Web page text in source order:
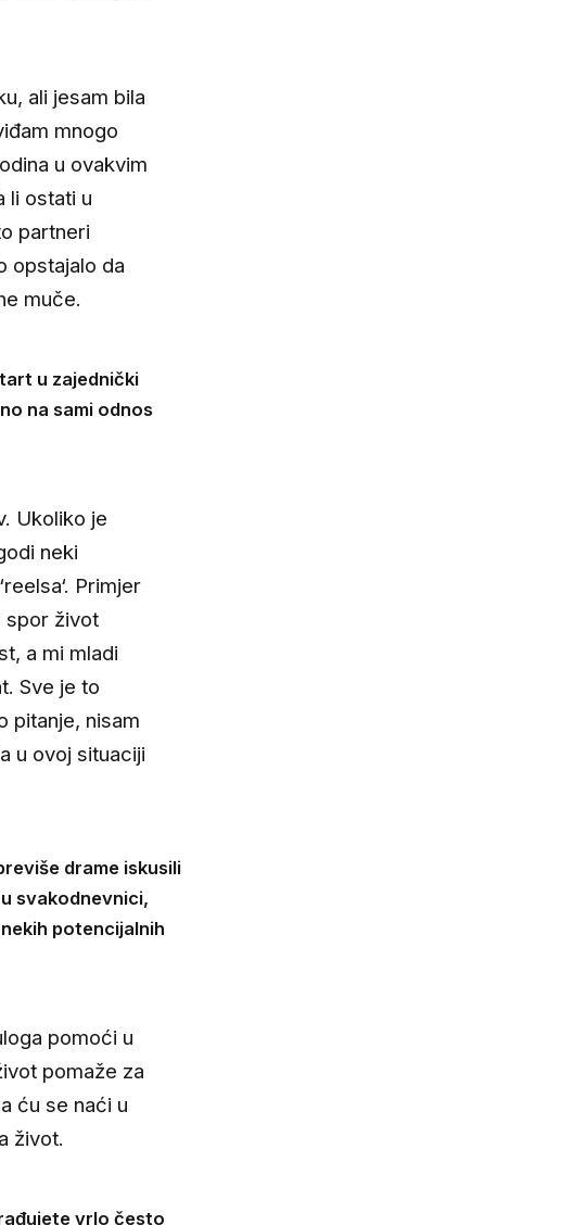
ali jesam bila
mnogo
u ovakvim
li ostati u
partneri
opstajalo da
muče.
u zajednički
na sami odnos
Ukoliko je
neki
Primjer
spor život
a mi mladi
Sve je to
pitanje, nisam
u ovoj situaciji
drame iskusili
svakodnevnici,
potencijalnih
pomoći u
pomaže za
ću se naći u
život.
vrlo često